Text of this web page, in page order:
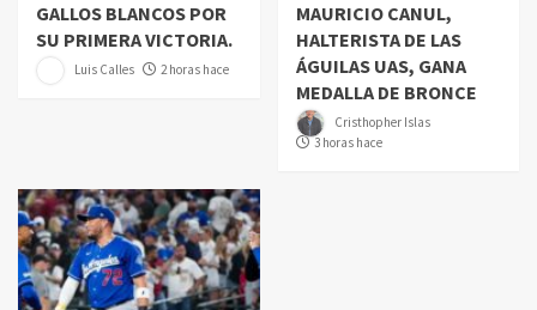
GALLOS BLANCOS POR
SU PRIMERA VICTORIA.
Luis Calles 2 horas hace
MAURICIO CANUL,
HALTERISTA DE LAS
ÁGUILAS UAS, GANA
MEDALLA DE BRONCE
Cristhopher Islas
3 horas hace